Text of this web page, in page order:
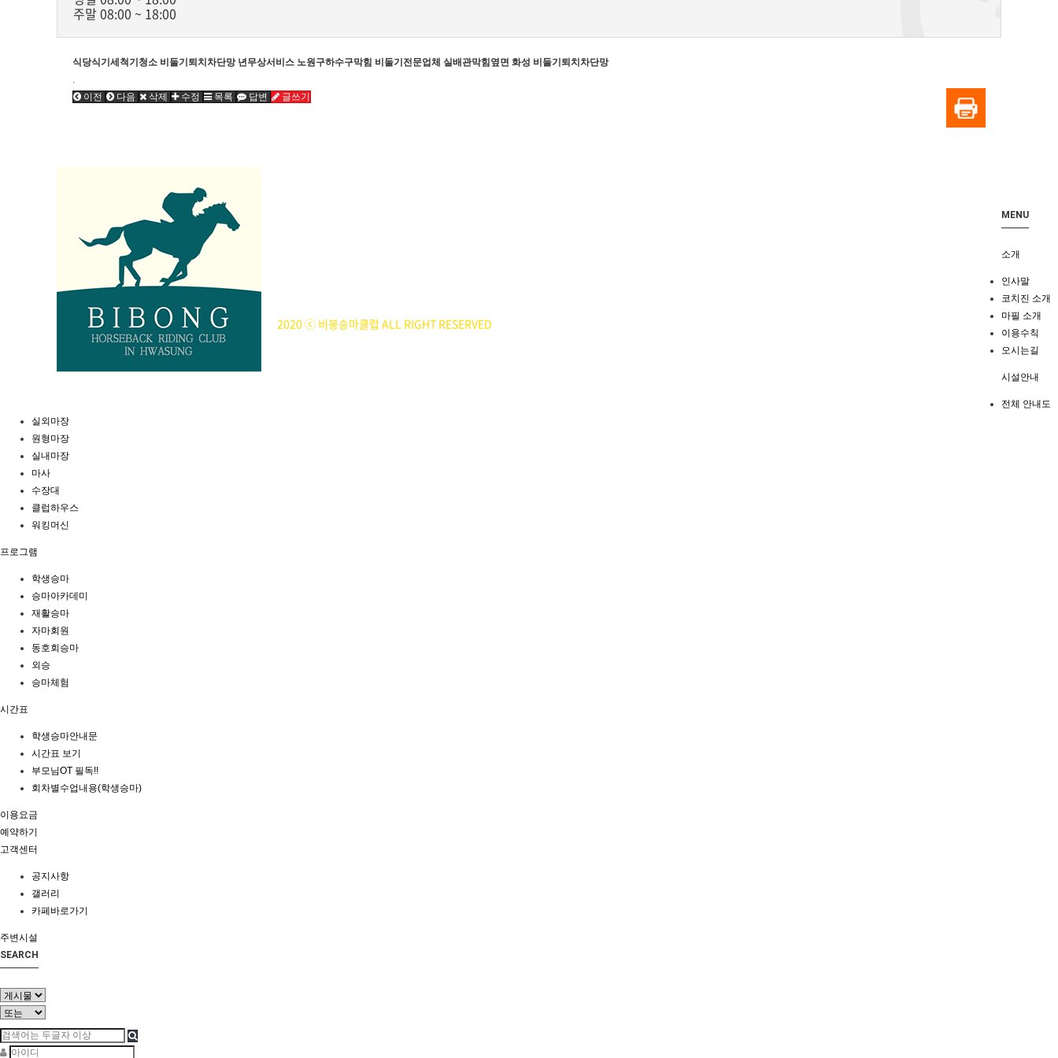
주말 08:00 ~ 18:00
식당식기세척기청소 비둘기퇴치차단망 년무상서비스 노원구하수구막힘 비둘기전문업체 실배관막힘옆면 화성 비둘기퇴치차단망
.
이전
다음 삭제 수정 목록 답변 글쓰기
2020 ⓒ 비봉승마클럽 ALL RIGHT RESERVED
MENU
소개
인사말
코치진 소개
마필 소개
이용수칙
오시는길
시설안내
전체 안내도
실외마장
원형마장
실내마장
마사
수장대
클럽하우스
워킹머신
프로그램
학생승마
승마아카데미
재활승마
자마회원
동호회승마
외승
승마체험
시간표
학생승마안내문
시간표 보기
부모님OT 필독!!
회차별수업내용(학생승마)
이용요금
예약하기
고객센터
공지사항
갤러리
카페바로가기
주변시설
SEARCH